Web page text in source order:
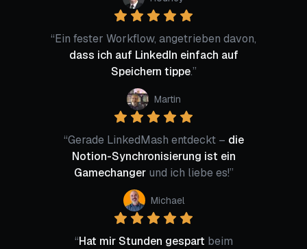
“Ein fester Workflow, angetrieben davon,
dass ich auf LinkedIn einfach auf
Speichern tippe.”
Martin
“Gerade LinkedMash entdeckt – die
Notion-Synchronisierung ist ein
Gamechangerund ich liebe es!”
Michael
“Hat mir Stunden gespart beim